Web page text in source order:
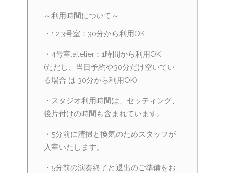
～利用時間について～
・1.2.3号室：30分から利用OK
・4号室.atelier：1時間から利用OK
(ただし、当日予約や30分だけ空いてい
る場合 は 30分から利用OK)
・スタジオ利用時間は、セッティング、
後片付けの時間も含まれています。
・5分前に清掃と換気のためスタッフが
入室いたします。
・5分前の演奏終了と退出のご準備をお